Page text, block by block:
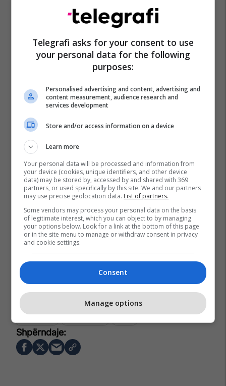
Telegrafi asks for your consent to use
your personal data for the following
purposes:
Personalised advertising and content, advertising and
content measurement, audience research and
services development
Store and/or access information on a device
Learn more
Your personal data will be processed and information from
your device (cookies, unique identifiers, and other device
data) may be stored by, accessed by and shared with 369
partners, or used specifically by this site. We and our partners
may use precise geolocation data. List of partners.
Some vendors may process your personal data on the basis
of legitimate interest, which you can object to by managing
your options below. Look for a link at the bottom of this page
or in the site menu to manage or withdraw consent in privacy
and cookie settings.
Consent
Manage options